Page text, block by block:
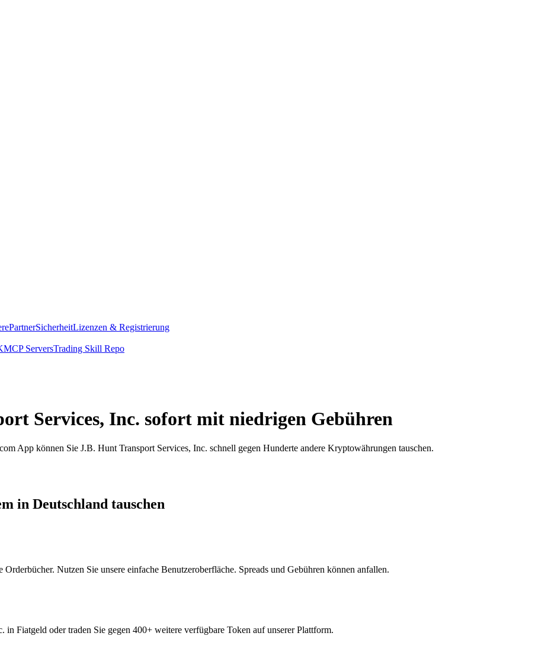
PartnerSicherheitLizenzen & Registrierung
MCP ServersTrading Skill Repo
Services, Inc. sofort mit niedrigen Gebühren
App können Sie J.B. Hunt Transport Services, Inc. schnell gegen Hunderte andere Kryptowährungen tauschen.
in Deutschland tauschen
Nutzen Sie unsere einfache Benutzeroberfläche. Spreads und Gebühren können anfallen.
Fiatgeld oder traden Sie gegen 400+ weitere verfügbare Token auf unserer Plattform.